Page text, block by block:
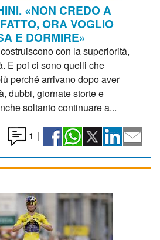
«NON CREDO A
ORA VOGLIO
E DORMIRE»
con la superiorità,
E poi ci sono quelli che
perché arrivano dopo aver
dubbi, giornate storte e
soltanto continuare a...
1 |